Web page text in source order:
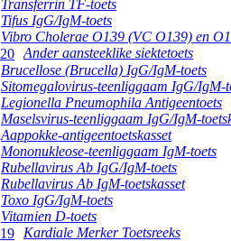
Transferrin TF-toets
Tifus IgG/IgM-toets
Vibro Cholerae O139 (VC O139) en
Ander aansteeklike siektetoets
Brucellose (Brucella) IgG/IgM-toets
Sitomegalovirus-teenliggaam IgG/IgM-
Legionella Pneumophila Antigeentoets
Maselsvirus-teenliggaam IgG/IgM-
Aappokke-antigeentoetskasset
Mononukleose-teenliggaam IgM-toets
Rubellavirus Ab IgG/IgM-toets
Rubellavirus Ab IgM-toetskasset
Toxo IgG/IgM-toets
Vitamien D-toets
Kardiale Merker Toetsreeks